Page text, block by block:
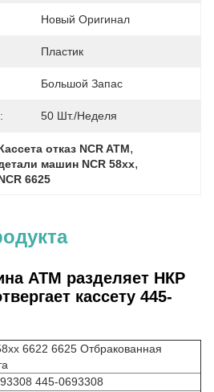
Новый Оригинал
Пластик
Большой Запас
50 Шт./неделя
отказ NCR ATM,
машин NCR 58xx,
6625
АТМ разделяет НКР
кассету 445-
6622 6625 Отбракованная
445-0693308